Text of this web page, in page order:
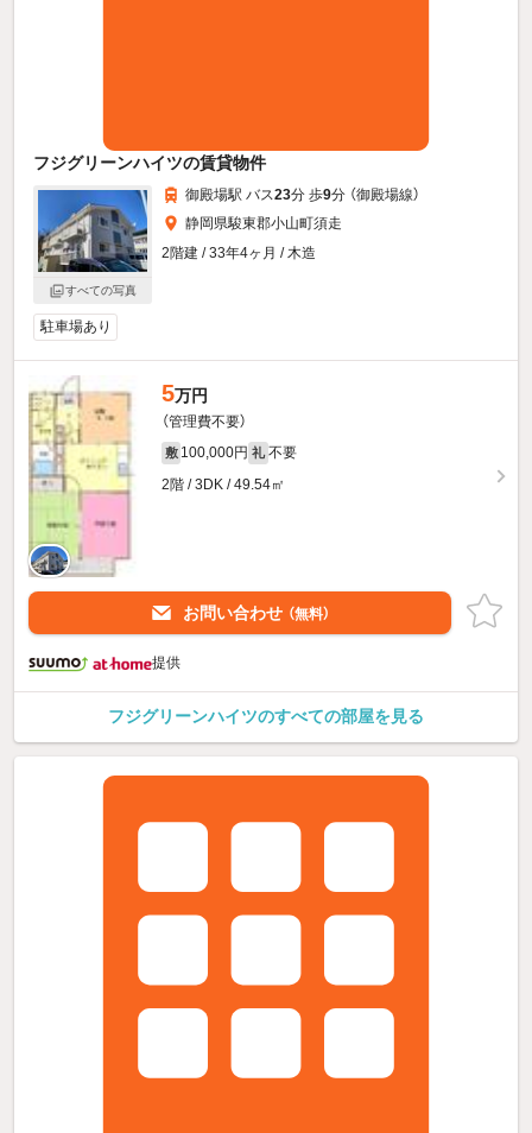
フジグリーンハイツの賃貸物件
すべての写真
御殿場駅 バス23分 歩9分 （御殿場線）
静岡県駿東郡小山町須走
2階建 / 33年4ヶ月 / 木造
駐車場あり
5万円
（管理費不要）
敷 100,000円 礼 不要
2階 / 3DK / 49.54㎡
お問い合わせ （無料）
提供
フジグリーンハイツのすべての部屋を見る